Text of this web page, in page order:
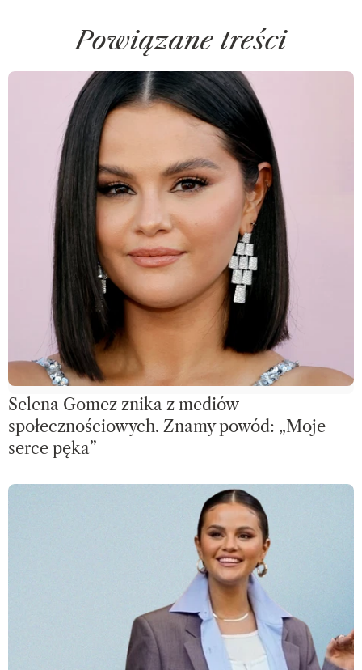
Powiązane treści
Selena Gomez znika z mediów
społecznościowych. Znamy powód: „Moje
serce pęka”